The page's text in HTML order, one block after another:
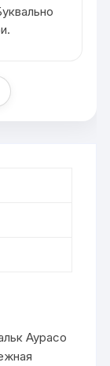
Аурасо